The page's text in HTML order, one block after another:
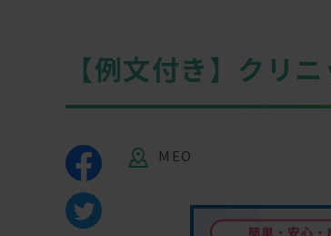
【例文付き】クリ
MEO